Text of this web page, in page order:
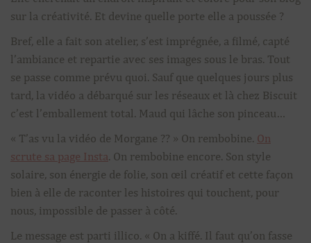
sur la créativité. Et devine quelle porte elle a poussée ?
Bref, elle a fait son atelier, s’est imprégnée, a filmé, capté
l’ambiance et repartie avec ses images sous le bras. Tout
se passe comme prévu quoi. Sauf que quelques jours plus
tard, la vidéo a débarqué sur les réseaux et là chez Biscuit
c’est l’emballement total. Maud qui lâche son pinceau…
« T’as vu la vidéo de Morgane ?? » On rembobine. On
scrute sa page Insta. On rembobine encore. Son style
solaire, son énergie de folie, son œil créatif et cette façon
bien à elle de raconter les histoires qui touchent, pour
nous, impossible de passer à côté.
Le message est parti illico. « On a kiffé. Il faut qu’on fasse